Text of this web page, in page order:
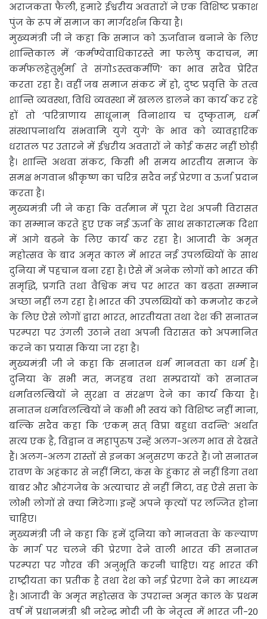
अराजकता फैली, हमारे ईश्वरीय अवतारों ने एक विशिष्ट प्रकाश
पुंज के रूप में समाज का मार्गदर्शन किया है।
मुख्यमंत्री जी ने कहा कि समाज को ऊर्जावान बनाने के लिए
शान्तिकाल में ‘कर्मण्येवाधिकारस्ते मा फलेषु कदाचन, मा
कर्मफलहेतुर्भुर्मा ते संगोऽस्त्वकर्मणि’ का भाव सदैव प्रेरित
करता रहा है। वहीं जब समाज संकट में हो, दुष्ट प्रवृत्ति के तत्व
शान्ति व्यवस्था, विधि व्यवस्था में खलल डालने का कार्य कर रहे
हों तो ’परित्राणाय साधूनाम् विनाशाय च दुष्कृताम्, धर्म
संस्थापनार्थाय संभवामि युगे युगे’ के भाव को व्यावहारिक
धरातल पर उतारने में ईश्वरीय अवतारों ने कोई कसर नहीं छोड़ी
है। शान्ति अथवा संकट, किसी भी समय भारतीय समाज के
समक्ष भगवान श्रीकृष्ण का चरित्र सदैव नई प्रेरणा व ऊर्जा प्रदान
करता है।
मुख्यमंत्री जी ने कहा कि वर्तमान में पूरा देश अपनी विरासत
का सम्मान करते हुए एक नई ऊर्जा के साथ सकारात्मक दिशा
में आगे बढ़ने के लिए कार्य कर रहा है। आजादी के अमृत
महोत्सव के बाद अमृत काल में भारत नई उपलब्धियों के साथ
दुनिया में पहचान बना रहा है। ऐसे में अनेक लोगों को भारत की
समृद्धि, प्रगति तथा वैश्विक मंच पर भारत का बढ़ता सम्मान
अच्छा नहीं लग रहा है। भारत की उपलब्धियों को कमजोर करने
के लिए ऐसे लोगों द्वारा भारत, भारतीयता तथा देश की सनातन
परम्परा पर उंगली उठाने तथा अपनी विरासत को अपमानित
करने का प्रयास किया जा रहा है।
मुख्यमंत्री जी ने कहा कि सनातन धर्म मानवता का धर्म है।
दुनिया के सभी मत, मजहब तथा सम्प्रदायों को सनातन
धर्मावलम्बियों ने सुरक्षा व संरक्षण देने का कार्य किया है।
सनातन धर्मावलम्बियों ने कभी भी स्वयं को विशिष्ट नहीं माना,
बल्कि सदैव कहा कि ‘एकम् सत् विप्रा बहुधा वदन्ति’ अर्थात
सत्य एक है, विद्वान व महापुरुष उन्हें अलग-अलग भाव से देखते
हैं। अलग-अलग रास्तों से इनका अनुसरण करते हैं। जो सनातन
रावण के अहंकार से नहीं मिटा, कंस के हुंकार से नहीं डिगा तथा
बाबर और औरंगजेब के अत्याचार से नहीं मिटा, वह ऐसे सत्ता के
लोभी लोगों से क्या मिटेगा। इन्हें अपने कृत्यों पर लज्जित होना
चाहिए।
मुख्यमंत्री जी ने कहा कि हमें दुनिया को मानवता के कल्याण
के मार्ग पर चलने की प्रेरणा देने वाली भारत की सनातन
परम्परा पर गौरव की अनुभूति करनी चाहिए। यह भारत की
राष्ट्रीयता का प्रतीक है तथा देश को नई प्रेरणा देने का माध्यम
है। आजादी के अमृत महोत्सव के उपरान्त अमृत काल के प्रथम
वर्ष में प्रधानमंत्री श्री नरेन्द्र मोदी जी के नेतृत्व में भारत जी-20